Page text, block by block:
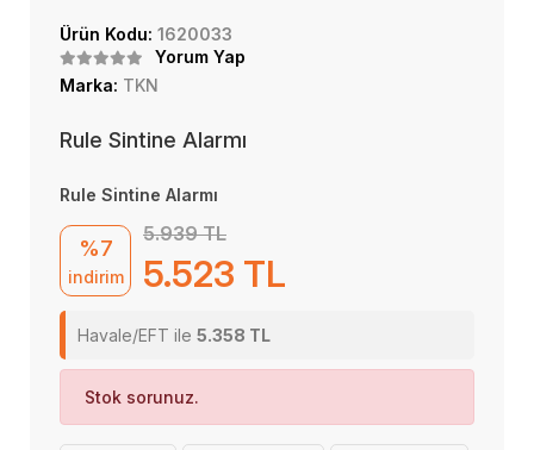
Ürün Kodu: 1620033
Yorum Yap
Marka: TKN
Rule Sintine Alarmı
Rule Sintine Alarmı
%7
indirim
5.939 TL
5.523 TL
Havale/EFT ile 5.358 TL
Stok sorunuz.